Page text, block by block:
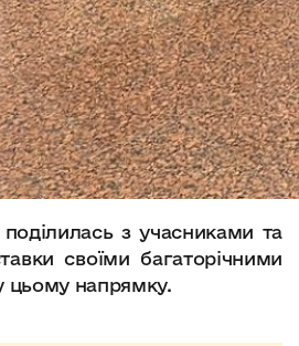
з учасниками та
своїми багаторічними
цьому напрямку.